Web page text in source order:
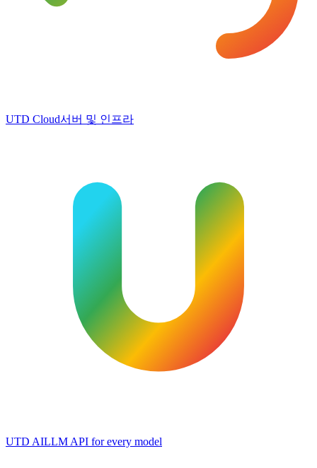
UTD Cloud서버 및 인프라
UTD AILLM API for every model